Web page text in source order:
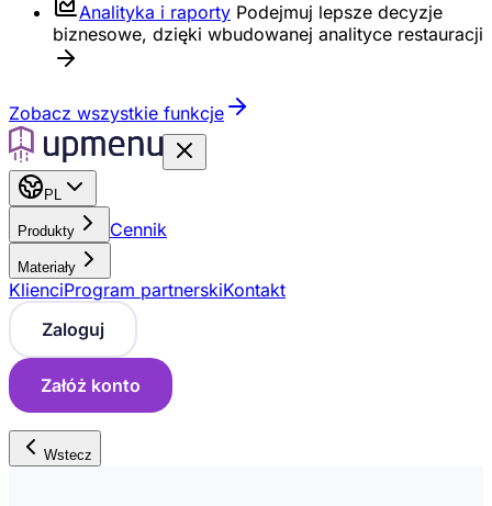
Analityka i raporty Podejmuj lepsze decyzje
biznesowe, dzięki wbudowanej analityce restauracji
Zobacz wszystkie funkcje
PL
Produkty Cennik
Materiały
KlienciProgram partnerskiKontakt
Zaloguj
Załóż konto
Wstecz